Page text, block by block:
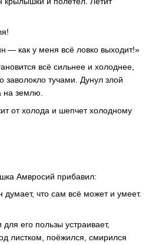
— как у меня всё ловко выходит!»
всё сильнее и холоднее,
тучами. Дунул злой
на землю.
от холода и шепчет холодному
Амвросий прибавил:
думает, что сам всё может и умеет.
его пользы устраивает,
листком, поёжился, смирился